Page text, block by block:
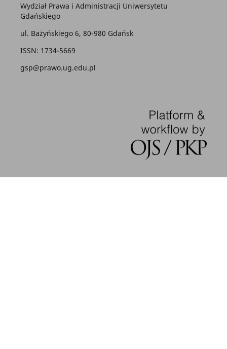
Wydział Prawa i Administracji Uniwersytetu
Gdańskiego
ul. Bażyńskiego 6, 80-980 Gdańsk
ISSN: 1734-5669
gsp@prawo.ug.edu.pl